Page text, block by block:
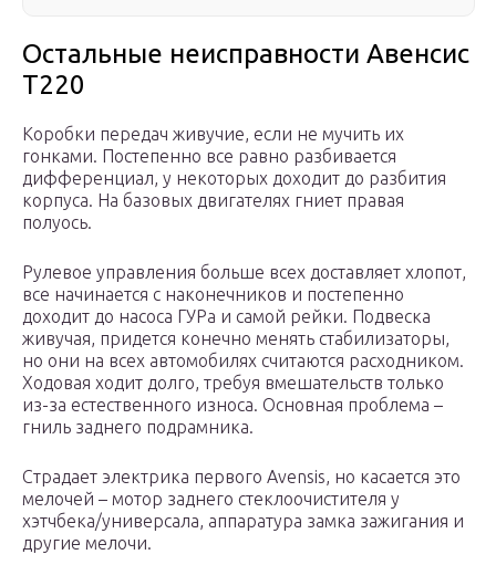
Остальные неисправности Авенсис
Т220
Коробки передач живучие, если не мучить их
гонками. Постепенно все равно разбивается
дифференциал, у некоторых доходит до разбития
корпуса. На базовых двигателях гниет правая
полуось.
Рулевое управления больше всех доставляет хлопот,
все начинается с наконечников и постепенно
доходит до насоса ГУРа и самой рейки. Подвеска
живучая, придется конечно менять стабилизаторы,
но они на всех автомобилях считаются расходником.
Ходовая ходит долго, требуя вмешательств только
из-за естественного износа. Основная проблема –
гниль заднего подрамника.
Страдает электрика первого Avensis, но касается это
мелочей – мотор заднего стеклоочистителя у
хэтчбека/универсала, аппаратура замка зажигания и
другие мелочи.